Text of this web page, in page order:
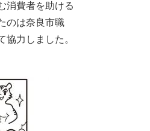
消費者を助ける
のは奈良市職
力しました。